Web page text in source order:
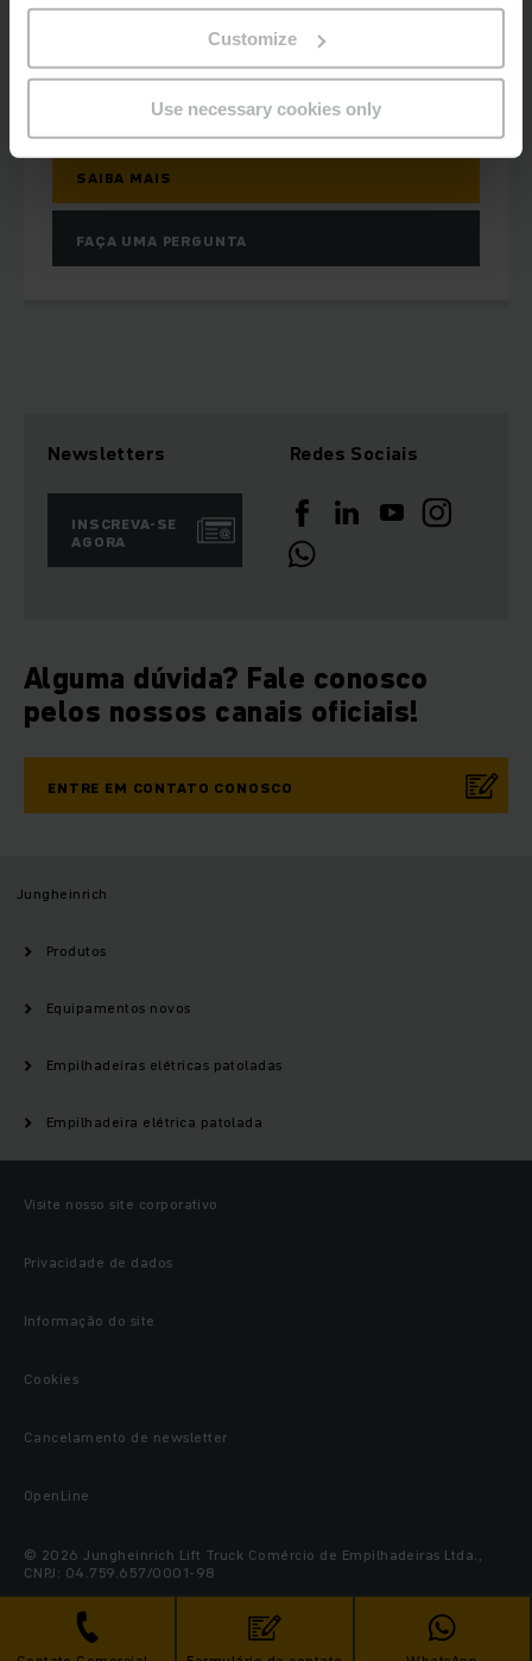
Customize
Use necessary cookies only
1000 kg
SAIBA MAIS
FAÇA UMA PERGUNTA
Newsletters
INSCREVA-SE
AGORA
Redes Sociais
Alguma dúvida? Fale conosco
pelos nossos canais oficiais!
ENTRE EM CONTATO CONOSCO
Jungheinrich
Produtos
Equipamentos novos
Empilhadeiras elétricas patoladas
Empilhadeira elétrica patolada
Visite nosso site corporativo
Privacidade de dados
Informação do site
Cookies
Cancelamento de newsletter
OpenLine
© 2026 Jungheinrich Lift Truck Comércio de Empilhadeiras Ltda.,
CNPJ: 04.759.657/0001-98